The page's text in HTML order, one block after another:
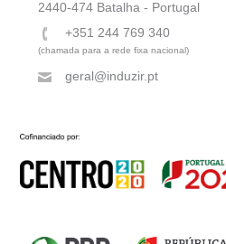
2440-474 Batalha - Portugal
+351 244 769 340
(chamada para a rede fixa nacional)
geral@induzir.pt